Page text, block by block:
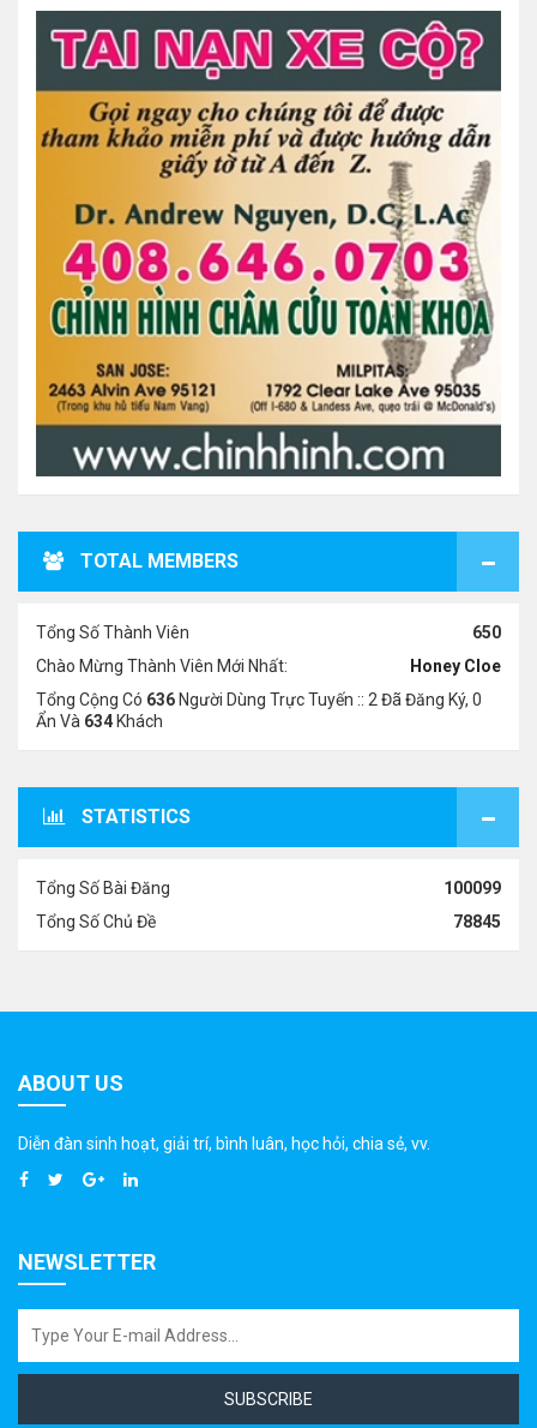
TOTAL MEMBERS
Tổng Số Thành Viên
650
Chào Mừng Thành Viên Mới Nhất:
Honey Cloe
Tổng Cộng Có 636 Người Dùng Trực Tuyến :: 2 Đã Đăng Ký, 0
Ẩn Và 634 Khách
STATISTICS
Tổng Số Bài Đăng
100099
Tổng Số Chủ Đề
78845
ABOUT US
Diễn đàn sinh hoạt, giải trí, bình luân, học hỏi, chia sẻ, vv.
NEWSLETTER
SUBSCRIBE